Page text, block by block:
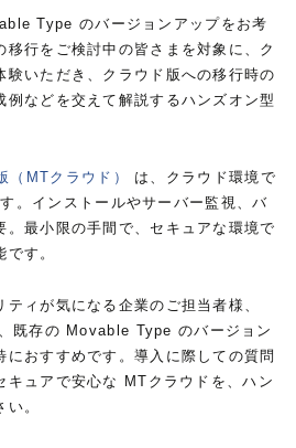
Type のバージョンアップをお考
移行をご検討中の皆さまを対象に、ク
験いただき、クラウド版への移行時の
例などを交えて解説するハンズオン型
MTクラウド）
は、クラウド環境で
。インストールやサーバー監視、バ
。最小限の手間で、セキュアな環境で
す。
ィが気になる企業のご担当者様、
既存の Movable Type のバージョン
におすすめです。導入に際しての質問
キュアで安心な MTクラウドを、ハン
。